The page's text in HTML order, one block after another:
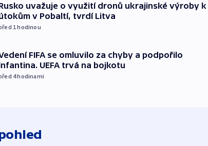
uvažuje o využití dronů ukrajinské výroby k
v Pobaltí, tvrdí Litva
1hodinou
FIFA se omluvilo za chyby a podpořilo
UEFA trvá na bojkotu
4hodinami